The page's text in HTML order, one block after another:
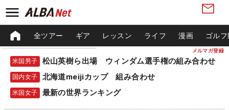
メルマガ登録
全ツアー ギア レッスン ライフ 漫画 ゴル
米国男子 松山英樹ら出場 ウィンダム選手権の組み合わせ
国内女子 北海道meijiカップ 組み合わせ
米国女子 最新の世界ランキング